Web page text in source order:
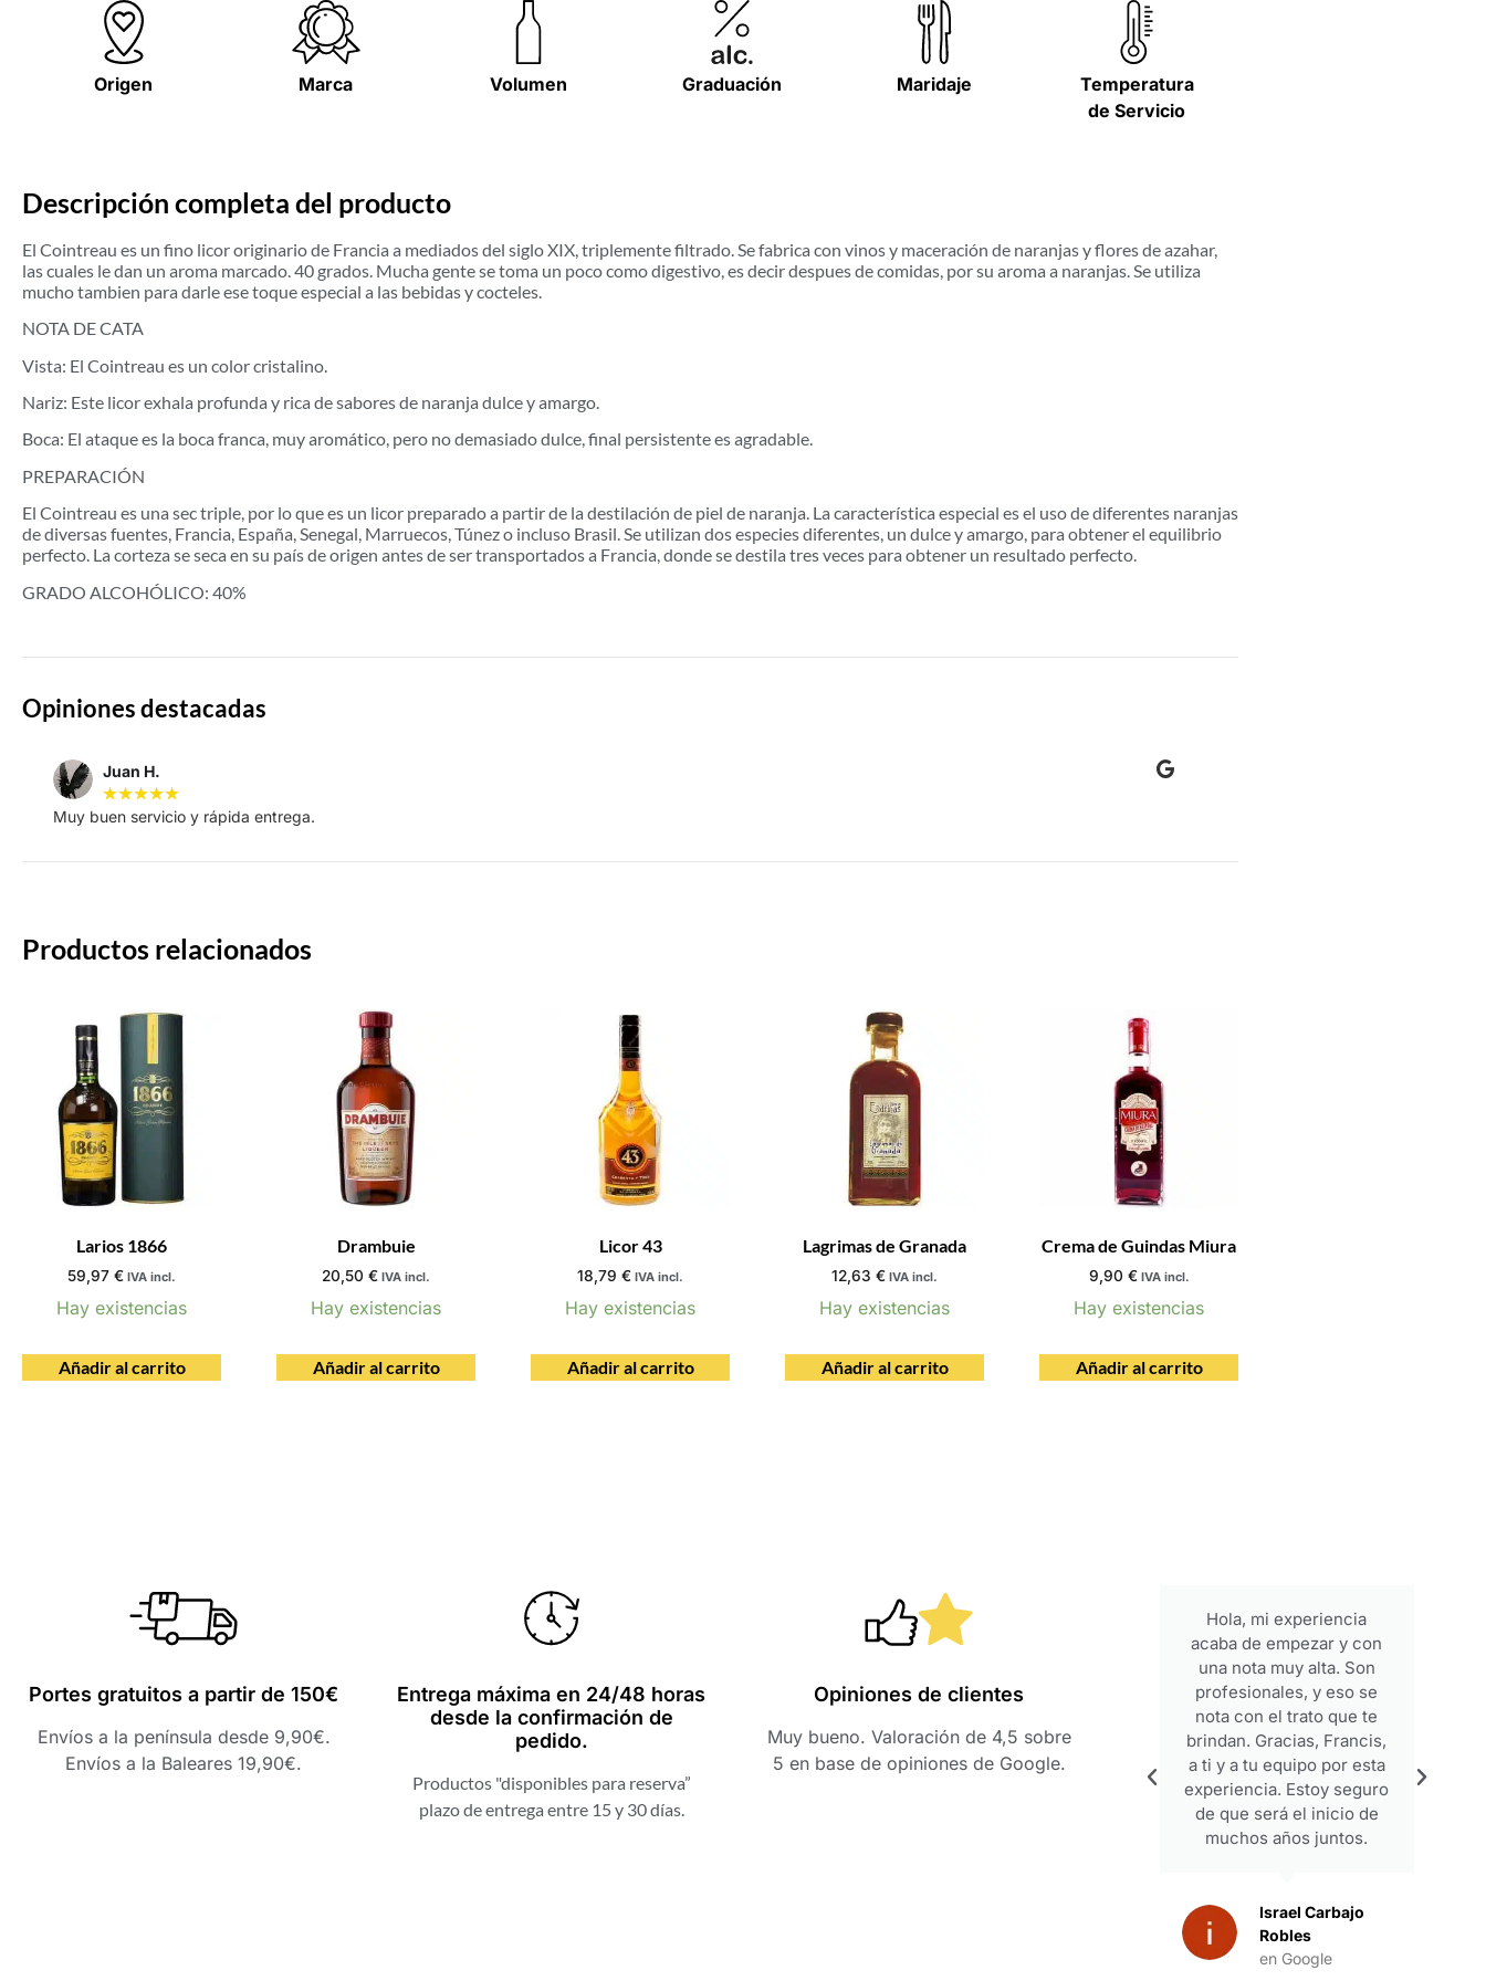
Origen Marca Volumen Graduación Maridaje
Temperatura
de Servicio
Descripción completa del producto
El Cointreau es un fino licor originario de Francia a mediados del siglo XIX, triplemente filtrado. Se fabrica con vinos y maceración de naranjas y flores de azahar,
las cuales le dan un aroma marcado. 40 grados. Mucha gente se toma un poco como digestivo, es decir despues de comidas, por su aroma a naranjas. Se utiliza
mucho tambien para darle ese toque especial a las bebidas y cocteles.
NOTA DE CATA
Vista: El Cointreau es un color cristalino.
Nariz: Este licor exhala profunda y rica de sabores de naranja dulce y amargo.
Boca: El ataque es la boca franca, muy aromático, pero no demasiado dulce, final persistente es agradable.
PREPARACIÓN
El Cointreau es una sec triple, por lo que es un licor preparado a partir de la destilación de piel de naranja. La característica especial es el uso de diferentes naranjas
de diversas fuentes, Francia, España, Senegal, Marruecos, Túnez o incluso Brasil. Se utilizan dos especies diferentes, un dulce y amargo, para obtener el equilibrio
perfecto. La corteza se seca en su país de origen antes de ser transportados a Francia, donde se destila tres veces para obtener un resultado perfecto.
GRADO ALCOHÓLICO: 40%
Opiniones destacadas
Juan H.
★★★★★
Muy buen servicio y rápida entrega.
Productos relacionados
Larios 1866
59,97 € IVA incl.
Hay existencias
Añadir al carrito
Drambuie
20,50 € IVA incl.
Hay existencias
Añadir al carrito
Licor 43
18,79 € IVA incl.
Hay existencias
Añadir al carrito
Lagrimas de Granada
12,63 € IVA incl.
Hay existencias
Añadir al carrito
Crema de Guindas Miura
9,90 € IVA incl.
Hay existencias
Añadir al carrito
Portes gratuitos a partir de 150€
Envíos a la península desde 9,90€.
Envíos a la Baleares 19,90€.
Entrega máxima en 24/48 horas
desde la confirmación de
pedido.
Productos "disponibles para reserva”
plazo de entrega entre 15 y 30 días.
Opiniones de clientes
Muy bueno. Valoración de 4,5 sobre
5 en base de opiniones de Google.
Hola, mi experiencia
acaba de empezar y con
una nota muy alta. Son
profesionales, y eso se
nota con el trato que te
brindan. Gracias, Francis,
a ti y a tu equipo por esta
experiencia. Estoy seguro
de que será el inicio de
muchos años juntos.
Israel Carbajo
Robles
en Google